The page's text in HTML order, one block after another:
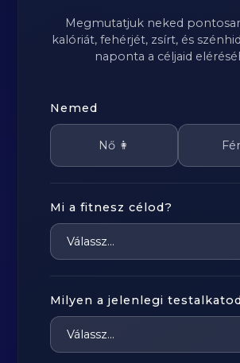
Megmutatjuk neked
kalóriát, fehérjét, zsírt, és
naponta a céljaid
Nemed
Nő 👩
Mi a fitnesz célod?
Milyen a jelenlegi